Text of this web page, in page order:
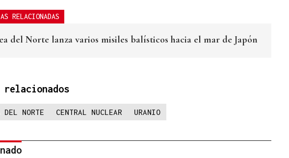
RELACIONADAS
del Norte lanza varios misiles balísticos hacia el mar de Japón
relacionados
DEL NORTE CENTRAL NUCLEAR URANIO